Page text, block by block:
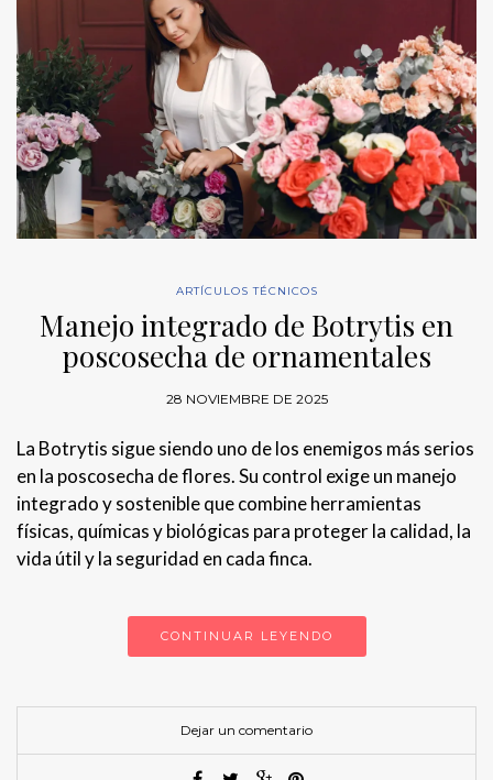
ARTÍCULOS TÉCNICOS
Manejo integrado de Botrytis en
poscosecha de ornamentales
28 NOVIEMBRE DE 2025
La Botrytis sigue siendo uno de los enemigos más serios
en la poscosecha de flores. Su control exige un manejo
integrado y sostenible que combine herramientas
físicas, químicas y biológicas para proteger la calidad, la
vida útil y la seguridad en cada finca.
CONTINUAR LEYENDO
Dejar un comentario